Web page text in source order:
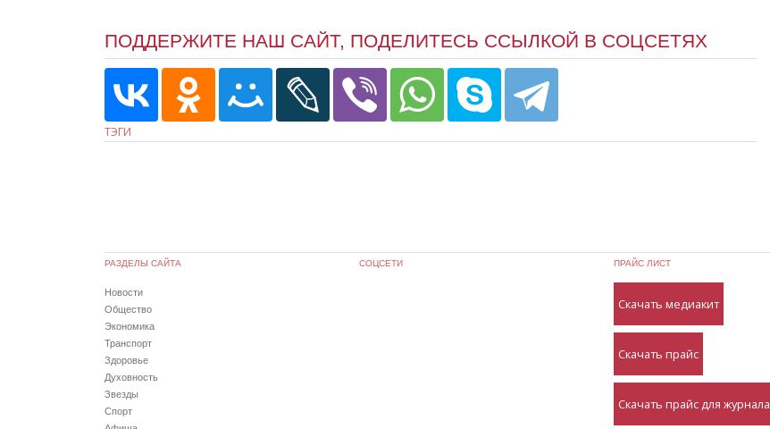
ПОДДЕРЖИТЕ НАШ САЙТ, ПОДЕЛИТЕСЬ ССЫЛКОЙ В СОЦСЕТЯХ
ТЭГИ
РАЗДЕЛЫ САЙТА
Новости
Общество
Экономика
Транспорт
Здоровье
Духовность
Звезды
Спорт
СОЦСЕТИ ПРАЙС ЛИСТ
Скачать медиакит
Скачать прайс
Скачать прайс для журнала